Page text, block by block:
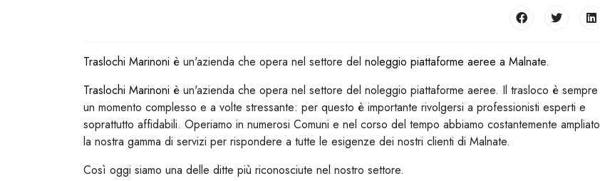
Traslochi Marinoni è un'azienda che opera nel settore del noleggio piattaforme aeree a Malnate.
Traslochi Marinoni è un'azienda che opera nel settore del noleggio piattaforme aeree. Il trasloco è sempre
un momento complesso e a volte stressante: per questo è importante rivolgersi a professionisti esperti e
soprattutto affidabili. Operiamo in numerosi Comuni e nel corso del tempo abbiamo costantemente ampliato
la nostra gamma di servizi per rispondere a tutte le esigenze dei nostri clienti di Malnate.
Così oggi siamo una delle ditte più riconosciute nel nostro settore.